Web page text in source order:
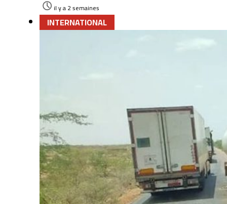
il y a 2 semaines
INTERNATIONAL